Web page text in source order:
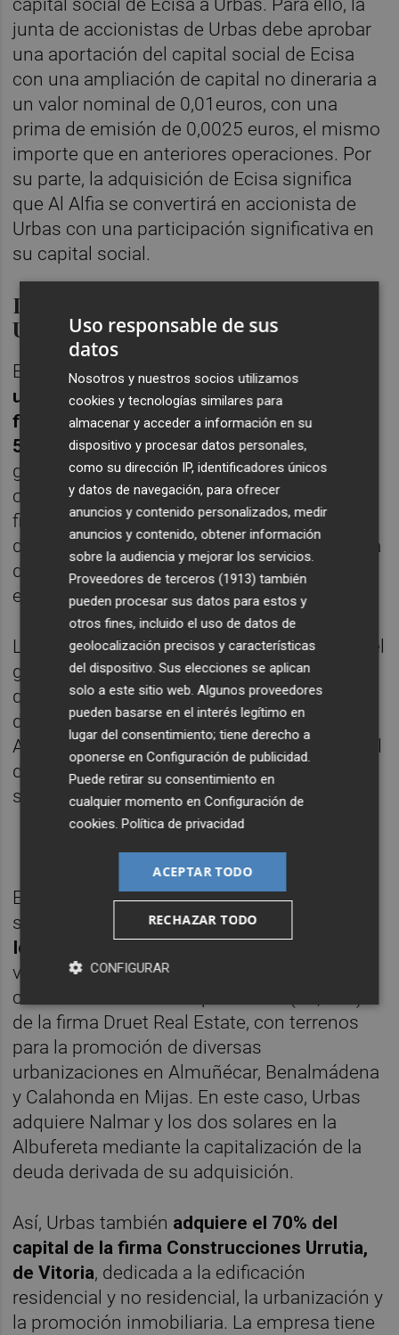
junta de accionistas de Urbas debe aprobar
una aportación del capital social de Ecisa
con una ampliación de capital no dineraria a
un valor nominal de 0,01euros, con una
prima de emisión de 0,0025 euros, el mismo
importe que en anteriores operaciones. Por
su parte, la adquisición de Ecisa significa
que Al Alfia se convertirá en accionista de
Urbas con una participación significativa en
su capital social.
La estrategia de adquisiciones de
Urbas
El grupo Urbasformalizó el 15 de diciembre
un contrato de financiación a través de su
filial Urbas Financial Invest por un total de
50 millones de euros, y otorgamiento de las
garantías necesarias para asegurar el
contrato de financiación. Esta línea de
financiación ha permitido reorganizar la
deuda de la compañía y la puesta en marcha
del plan de negocio de su rama inmobiliaria,
en el que ya trabaja.
La adquisición de Ecisa no es la única para el
grupo, y entra dentro de un plan estratégico
que se complementa con otras operaciones
de la empresa. Otra de ellas tiene parte en
Alicante y se trata del 100% del capital social
de la mercantil Nalmar Real Estate y dos
solares en La Albufereta alicantina.
En este caso, Nalmar es propietaria de los
solares donde
se construirá la urbanización
Icon Marina II en Almuñécar
viviendas previstas, y lo es también del
cincuenta con setenta por ciento (50,70%)
de la firma Druet Real Estate, con terrenos
para la promoción de diversas
urbanizaciones en Almuñécar, Benalmádena
y Calahonda en Mijas. En este caso, Urbas
adquiere Nalmar y los dos solares en la
Albufereta mediante la capitalización de la
deuda derivada de su adquisición.
Así, Urbas también adquiere el 70% del
capital de la firma Construcciones Urrutia,
de Vitoria, dedicada a la edificación
residencial y no residencial, la urbanización y
la promoción inmobiliaria. La empresa tiene
Uso responsable de sus
datos
Nosotros y nuestros socios utilizamos
cookies y tecnologías similares para
almacenar y acceder a información en su
dispositivo y procesar datos personales,
como su dirección IP, identificadores únicos
y datos de navegación, para ofrecer
anuncios y contenido personalizados, medir
anuncios y contenido, obtener información
sobre la audiencia y mejorar los servicios.
Proveedores de terceros (1913) también
pueden procesar sus datos para estos y
otros fines, incluido el uso de datos de
geolocalización precisos y características
del dispositivo. Sus elecciones se aplican
solo a este sitio web. Algunos proveedores
pueden basarse en el interés legítimo en
lugar del consentimiento; tiene derecho a
oponerse enConfiguración de publicidad.
Puede retirar su consentimiento en
cualquier momento enConfiguración de
cookies.Política de privacidad
ACEPTAR TODO
RECHAZAR TODO
CONFIGURAR